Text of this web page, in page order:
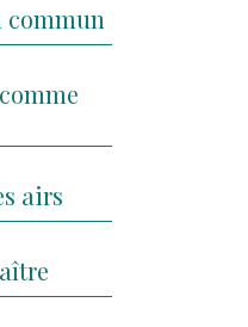
commun
airs